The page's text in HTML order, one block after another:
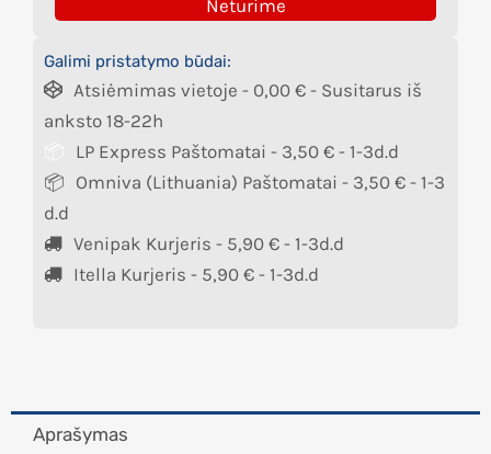
Neturime
Galimi pristatymo būdai:
Atsiėmimas vietoje - 0,00 € - Susitarus iš
anksto 18-22h
LP Express Paštomatai - 3,50 € - 1-3d.d
Omniva (Lithuania) Paštomatai - 3,50 € - 1-3
d.d
Venipak Kurjeris - 5,90 € - 1-3d.d
Itella Kurjeris - 5,90 € - 1-3d.d
Aprašymas